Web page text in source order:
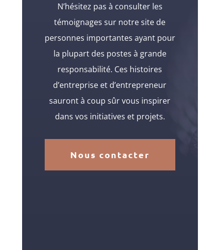
N’hésitez pas à consulter les
témoignages sur notre site de
personnes importantes ayant pour
la plupart des postes à grande
responsabilité. Ces histoires
d’entreprise et d’entrepreneur
sauront à coup sûr vous inspirer
dans vos initiatives et projets.
Nous contacter